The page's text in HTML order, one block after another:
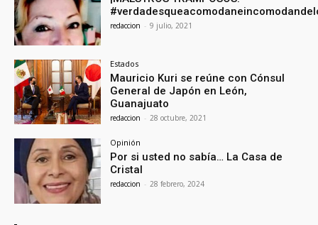
redaccion - 9 julio, 2021
Estados
Mauricio Kuri se reúne con Cónsul
General de Japón en León,
Guanajuato
redaccion - 28 octubre, 2021
Opinión
Por si usted no sabía… La Casa de
Cristal
redaccion - 28 febrero, 2024